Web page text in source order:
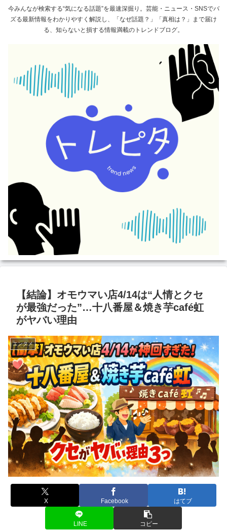
今みんなが検索する“気になる話題”を最速深掘り。芸能・ニュース・SNSでバ
ズる最新情報をわかりやすく解説し、「なぜ話題？」「真相は？」まで届け
る、知らないと損する情報満載のトレンドブログ。
【結論】オモウマい店4/14は“人情とクセ
が最強だった”…十八番屋＆焼き芋café虹
がヤバい理由
エンタメ
X Facebook はてブ
LINE コピー